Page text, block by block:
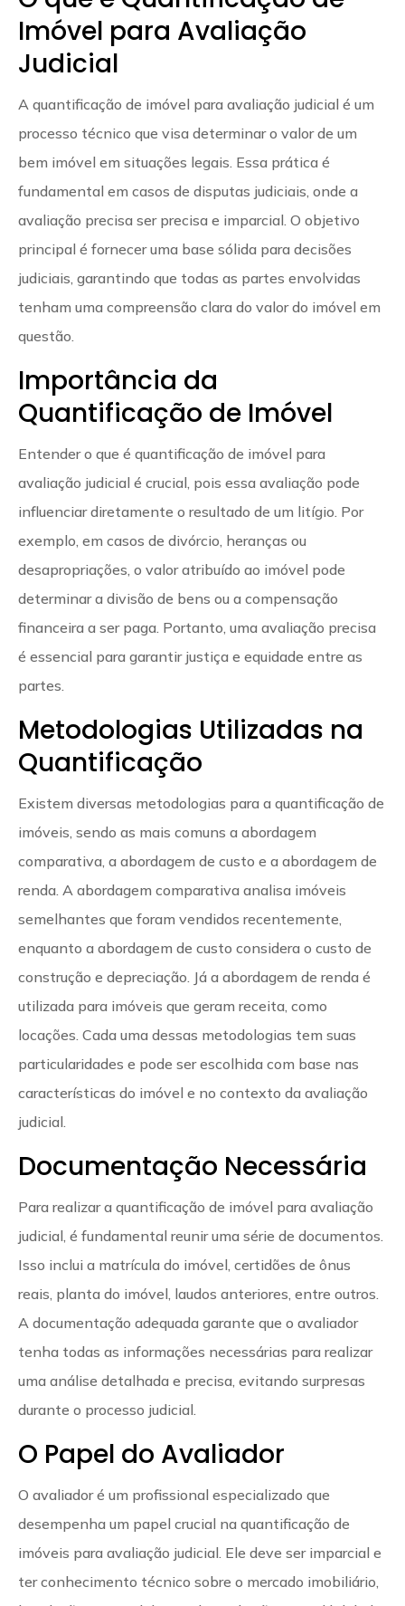
Imóvel para Avaliação
Judicial
A quantificação de imóvel para avaliação judicial é um
processo técnico que visa determinar o valor de um
bem imóvel em situações legais. Essa prática é
fundamental em casos de disputas judiciais, onde a
avaliação precisa ser precisa e imparcial. O objetivo
principal é fornecer uma base sólida para decisões
judiciais, garantindo que todas as partes envolvidas
tenham uma compreensão clara do valor do imóvel em
questão.
Importância da
Quantificação de Imóvel
Entender o que é quantificação de imóvel para
avaliação judicial é crucial, pois essa avaliação pode
influenciar diretamente o resultado de um litígio. Por
exemplo, em casos de divórcio, heranças ou
desapropriações, o valor atribuído ao imóvel pode
determinar a divisão de bens ou a compensação
financeira a ser paga. Portanto, uma avaliação precisa
é essencial para garantir justiça e equidade entre as
partes.
Metodologias Utilizadas na
Quantificação
Existem diversas metodologias para a quantificação de
imóveis, sendo as mais comuns a abordagem
comparativa, a abordagem de custo e a abordagem de
renda. A abordagem comparativa analisa imóveis
semelhantes que foram vendidos recentemente,
enquanto a abordagem de custo considera o custo de
construção e depreciação. Já a abordagem de renda é
utilizada para imóveis que geram receita, como
locações. Cada uma dessas metodologias tem suas
particularidades e pode ser escolhida com base nas
características do imóvel e no contexto da avaliação
judicial.
Documentação Necessária
Para realizar a quantificação de imóvel para avaliação
judicial, é fundamental reunir uma série de documentos.
Isso inclui a matrícula do imóvel, certidões de ônus
reais, planta do imóvel, laudos anteriores, entre outros.
A documentação adequada garante que o avaliador
tenha todas as informações necessárias para realizar
uma análise detalhada e precisa, evitando surpresas
durante o processo judicial.
O Papel do Avaliador
O avaliador é um profissional especializado que
desempenha um papel crucial na quantificação de
imóveis para avaliação judicial. Ele deve ser imparcial e
ter conhecimento técnico sobre o mercado imobiliário,